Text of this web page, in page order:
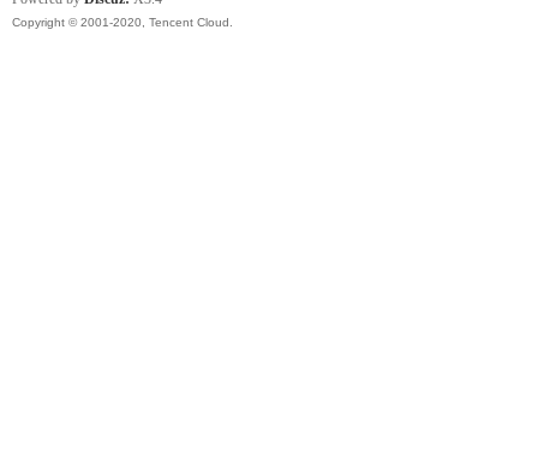
Copyright © 2001-2020, Tencent Cloud.